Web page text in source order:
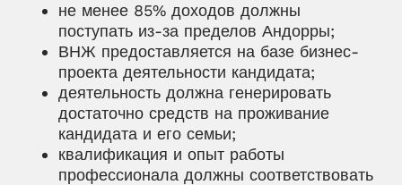
не менее 85% доходов должны
поступать из-за пределов Андорры;
ВНЖ предоставляется на базе бизнес-
проекта деятельности кандидата;
деятельность должна генерировать
достаточно средств на проживание
кандидата и его семьи;
квалификация и опыт работы
профессионала должны соответствовать